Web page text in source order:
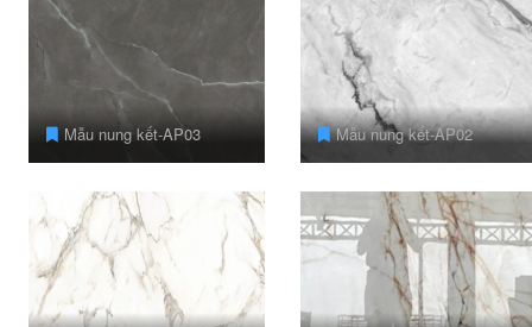
Mẫu nung kết-AP03 Mẫu nung kết-AP02